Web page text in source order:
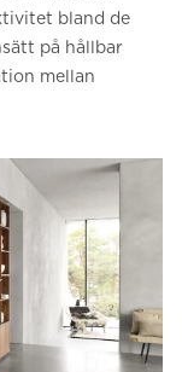
bland de
på hållbar
mellan